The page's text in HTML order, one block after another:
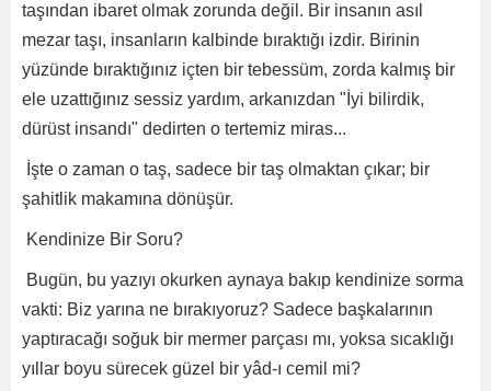
taşından ibaret olmak zorunda değil. Bir insanın asıl
mezar taşı, insanların kalbinde bıraktığı izdir. Birinin
yüzünde bıraktığınız içten bir tebessüm, zorda kalmış bir
ele uzattığınız sessiz yardım, arkanızdan "İyi bilirdik,
dürüst insandı" dedirten o tertemiz miras...
İşte o zaman o taş, sadece bir taş olmaktan çıkar; bir
şahitlik makamına dönüşür.
Kendinize Bir Soru?
Bugün, bu yazıyı okurken aynaya bakıp kendinize sorma
vakti: Biz yarına ne bırakıyoruz? Sadece başkalarının
yaptıracağı soğuk bir mermer parçası mı, yoksa sıcaklığı
yıllar boyu sürecek güzel bir yâd-ı cemil mi?